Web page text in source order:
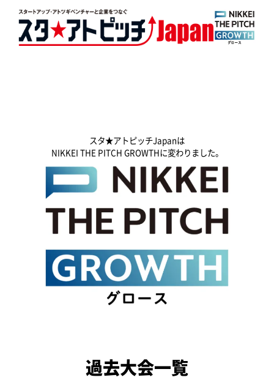
スタ★アトピッチJapanは
NIKKEI THE PITCH GROWTHに変わりました。
過去大会一覧